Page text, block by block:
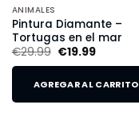
ANIMALES
Pintura Diamante –
Tortugas en el mar
€29.99 €19.99
AGREGAR AL CARRITO